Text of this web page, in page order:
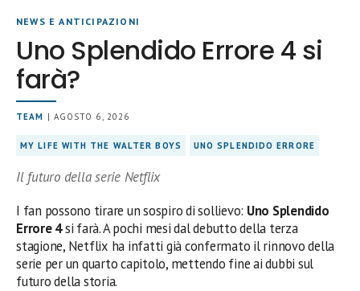
NEWS E ANTICIPAZIONI
Uno Splendido Errore 4 si
farà?
TEAM | AGOSTO 6, 2026
MY LIFE WITH THE WALTER BOYS UNO SPLENDIDO ERRORE
Il futuro della serie Netflix
I fan possono tirare un sospiro di sollievo: Uno Splendido
Errore 4si farà. A pochi mesi dal debutto della terza
stagione, Netflix ha infatti già confermato il rinnovo della
serie per un quarto capitolo, mettendo fine ai dubbi sul
futuro della storia.